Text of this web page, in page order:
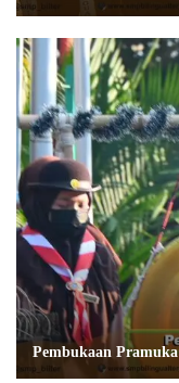
Pembukaan Pramuka